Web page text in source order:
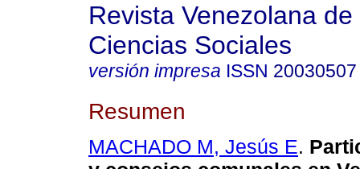
Revista Venezolana
Ciencias Sociales
versión impresa ISSN 20030507
Resumen
MACHADO M, Jesús E.